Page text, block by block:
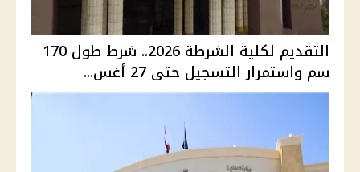
التقديم لكلية الشرطة 2026.. شرط طول 170
سم واستمرار التسجيل حتى 27 أغس...